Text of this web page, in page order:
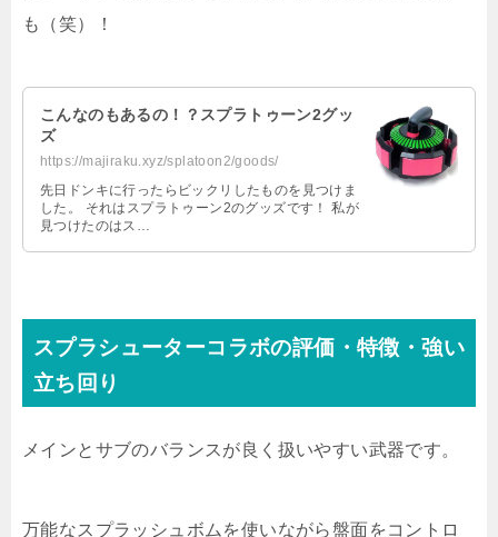
も（笑）！
こんなのもあるの！？スプラトゥーン2グッ
ズ
https://majiraku.xyz/splatoon2/goods/
先日ドンキに行ったらビックリしたものを見つけま
した。 それはスプラトゥーン2のグッズです！ 私が
見つけたのはス…
スプラシューターコラボの評価・特徴・強い
立ち回り
メインとサブのバランスが良く扱いやすい武器です。
万能なスプラッシュボムを使いながら盤面をコントロ